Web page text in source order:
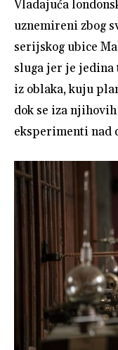
Vladajuća
uznemireni zbog
serijskog ubice
sluga jer je jedina
iz oblaka, kuju
dok se iza
eksperimenti nad